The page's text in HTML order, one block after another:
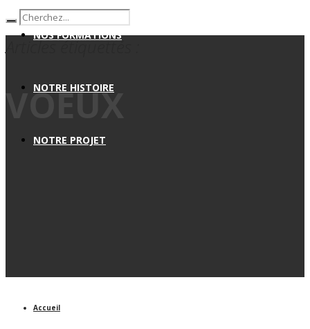
NOS FORMATIONS
NOTRE HISTOIRE
NOTRE PROJET
Articles étiquettés :
VOEUX
Accueil